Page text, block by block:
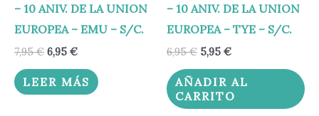
– 10 ANIV. DE LA UNION
EUROPEA – EMU – S/C.
7,95€ 6,95 €
LEER MÁS
– 10 ANIV. DE LA UNION
EUROPEA – TYE – S/C.
6,95€ 5,95 €
AÑADIR AL
CARRITO